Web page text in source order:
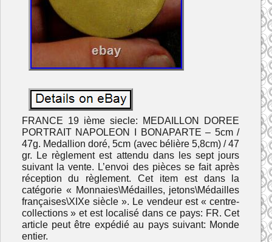
FRANCE 19 ième siecle: MEDAILLON DOREE
PORTRAIT NAPOLEON I BONAPARTE – 5cm /
47g. Medallion doré, 5cm (avec bélière 5,8cm) / 47
gr. Le règlement est attendu dans les sept jours
suivant la vente. L’envoi des pièces se fait après
réception du règlement. Cet item est dans la
catégorie « Monnaies\Médailles, jetons\Médailles
françaises\XIXe siècle ». Le vendeur est « centre-
collections » et est localisé dans ce pays: FR. Cet
article peut être expédié au pays suivant: Monde
entier.